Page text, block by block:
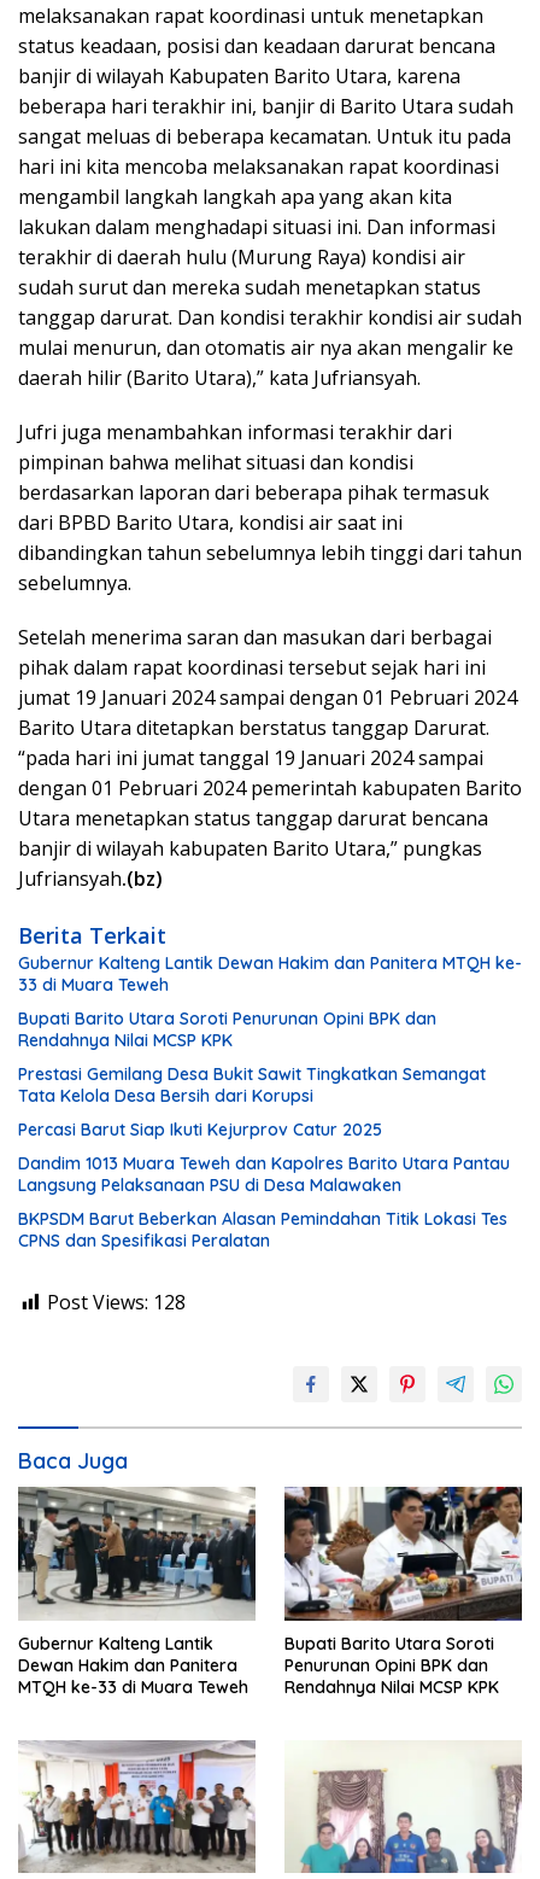
melaksanakan rapat koordinasi untuk menetapkan
status keadaan, posisi dan keadaan darurat bencana
banjir di wilayah Kabupaten Barito Utara, karena
beberapa hari terakhir ini, banjir di Barito Utara sudah
sangat meluas di beberapa kecamatan. Untuk itu pada
hari ini kita mencoba melaksanakan rapat koordinasi
mengambil langkah langkah apa yang akan kita
lakukan dalam menghadapi situasi ini. Dan informasi
terakhir di daerah hulu (Murung Raya) kondisi air
sudah surut dan mereka sudah menetapkan status
tanggap darurat. Dan kondisi terakhir kondisi air sudah
mulai menurun, dan otomatis air nya akan mengalir ke
daerah hilir (Barito Utara),” kata Jufriansyah.
Jufri juga menambahkan informasi terakhir dari
pimpinan bahwa melihat situasi dan kondisi
berdasarkan laporan dari beberapa pihak termasuk
dari BPBD Barito Utara, kondisi air saat ini
dibandingkan tahun sebelumnya lebih tinggi dari tahun
sebelumnya.
Setelah menerima saran dan masukan dari berbagai
pihak dalam rapat koordinasi tersebut sejak hari ini
jumat 19 Januari 2024 sampai dengan 01 Pebruari 2024
Barito Utara ditetapkan berstatus tanggap Darurat.
“pada hari ini jumat tanggal 19 Januari 2024 sampai
dengan 01 Pebruari 2024 pemerintah kabupaten Barito
Utara menetapkan status tanggap darurat bencana
banjir di wilayah kabupaten Barito Utara,” pungkas
Jufriansyah.(bz)
Berita Terkait
Gubernur Kalteng Lantik Dewan Hakim dan Panitera MTQH ke-
33 di Muara Teweh
Bupati Barito Utara Soroti Penurunan Opini BPK dan
Rendahnya Nilai MCSP KPK
Prestasi Gemilang Desa Bukit Sawit Tingkatkan Semangat
Tata Kelola Desa Bersih dari Korupsi
Percasi Barut Siap Ikuti Kejurprov Catur 2025
Dandim 1013 Muara Teweh dan Kapolres Barito Utara Pantau
Langsung Pelaksanaan PSU di Desa Malawaken
BKPSDM Barut Beberkan Alasan Pemindahan Titik Lokasi Tes
CPNS dan Spesifikasi Peralatan
Post Views: 128
Baca Juga
Gubernur Kalteng Lantik
Dewan Hakim dan Panitera
MTQH ke-33 di Muara Teweh
Bupati Barito Utara Soroti
Penurunan Opini BPK dan
Rendahnya Nilai MCSP KPK